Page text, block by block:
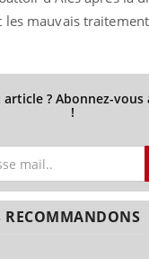
mauvais
article ? Abonnez-
!
RECOMMANDONS